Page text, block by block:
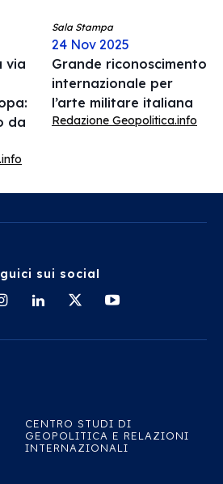
via
da
Sala Stampa
24 Nov 2025
Grande riconoscimento
internazionale per
l’arte militare italiana
Redazione Geopolitica.info
sui social
CENTRO STUDI DI
GEOPOLITICA E RELAZIONI
INTERNAZIONALI